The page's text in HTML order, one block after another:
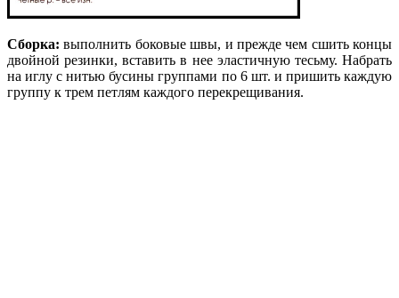
Сборка: выполнить боковые швы, и прежде чем сшить концы
двойной резинки, вставить в нее эластичную тесьму. Набрать
на иглу с нитью бусины группами по 6 шт. и пришить каждую
группу к трем петлям каждого перекрещивания.